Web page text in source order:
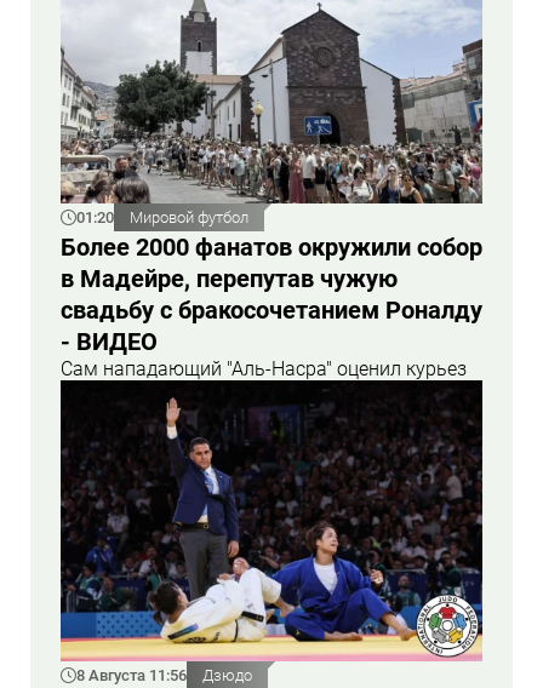
01:20 Мировой футбол
Более 2000 фанатов окружили собор
в Мадейре, перепутав чужую
свадьбу с бракосочетанием Роналду
- ВИДЕО
Сам нападающий "Аль-Насра" оценил курьез
8 Августа 11:56 Дзюдо